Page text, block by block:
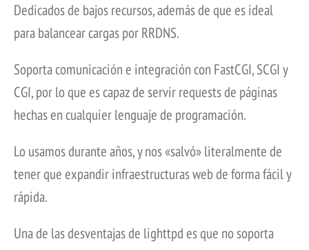
Dedicados de bajos recursos, además de que es ideal
para balancear cargas por RRDNS.
Soporta comunicación e integración con FastCGI, SCGI y
CGI, por lo que es capaz de servir requests de páginas
hechas en cualquier lenguaje de programación.
Lo usamos durante años, y nos «salvó» literalmente de
tener que expandir infraestructuras web de forma fácil y
rápida.
Una de las desventajas de lighttpd es que no soporta